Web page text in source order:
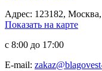
Адрес: 123182,
Показать на карте
с 8:00 до 17:00
E-mail: